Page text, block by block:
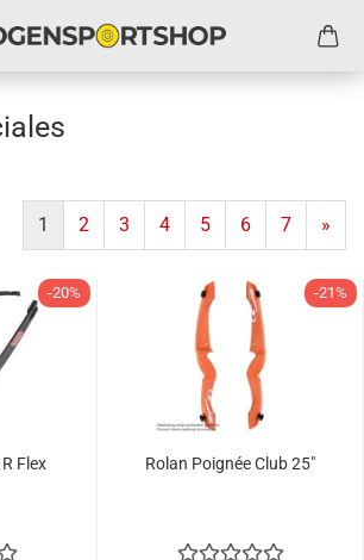
1 2 3 4 5 6 7 »
-20%
Flex
-21%
Rolan Poignée Club 25"